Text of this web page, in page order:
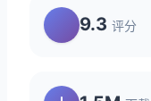
9.3 评分